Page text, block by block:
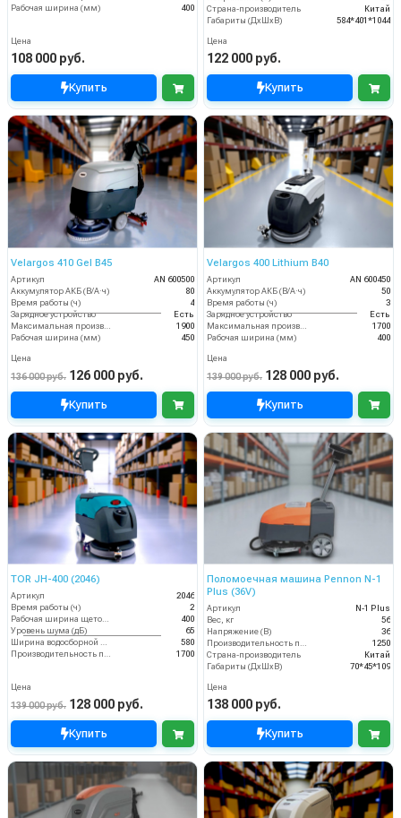
Рабочая ширина (мм)
400
Цена
108 000 руб.
Купить
Страна-производитель
Китай
Габариты (ДхШхВ)
584*401*1044
Цена
122 000 руб.
Купить
Velargos 410 Gel B45
Артикул
AN 600500
Аккумулятор АКБ (В/А·ч)
80
Время работы (ч)
4
Зарядное устройство
Есть
1900
Рабочая ширина (мм)
450
Цена
136 000 руб. 126 000 руб.
Купить
Velargos 400 Lithium B40
Артикул
AN 600450
Аккумулятор АКБ (В/А·ч)
50
Время работы (ч)
3
Зарядное устройство
Есть
1700
Рабочая ширина (мм)
400
Цена
139 000 руб. 128 000 руб.
Купить
TOR JH-400 (2046)
Артикул
2046
Время работы (ч)
2
Рабочая ширина щеток (мм)
400
Уровень шума (дБ)
65
Ширина водосборной рейки
580
Производительность по площади (м2/ч)
1700
Цена
139 000 руб. 128 000 руб.
Купить
Поломоечная машина Pennon N-1
Plus (36V)
Артикул
N-1 Plus
Вес, кг
56
Напряжение (В)
36
Производительность по площади (м2/ч)
1250
Страна-производитель
Китай
Габариты (ДхШхВ)
70*45*109
Цена
138 000 руб.
Купить